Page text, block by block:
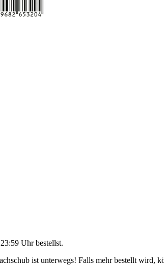
Uhrbestellst.
ist unterwegs! Falls mehr bestellt wird,